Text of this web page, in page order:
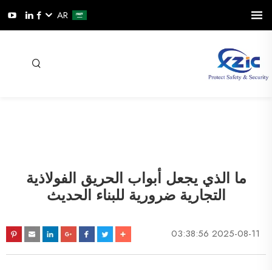
AR
ما الذي يجعل أبواب الحريق الفولاذية
التجارية ضرورية للبناء الحديث
2025-08-11 03:38:56